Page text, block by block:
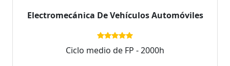
Electromecánica De Vehículos Automóviles
Ciclo medio de FP - 2000h